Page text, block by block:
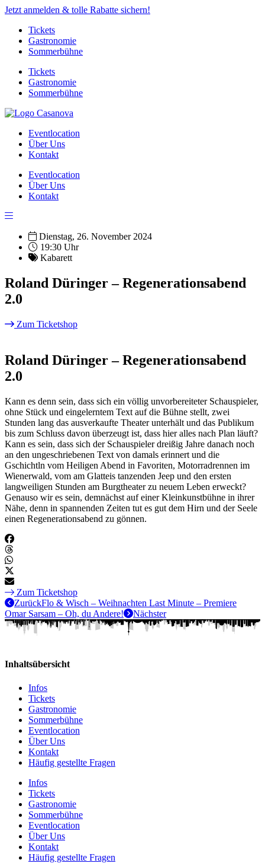
Jetzt anmelden & tolle Rabatte sichern!
Tickets
Gastronomie
Sommerbühne
Tickets
Gastronomie
Sommerbühne
Eventlocation
Über Uns
Kontakt
Eventlocation
Über Uns
Kontakt
Dienstag, 26. November 2024
19:30 Uhr
Kabarett
Roland Düringer – Regenerationsabend
2.0
Zum Ticketshop
Roland Düringer – Regenerationsabend
2.0
Kann es denn sein, dass sich ein völlig unvorbereiteter Schauspieler,
ohne Stück und eingelerntem Text auf die Bühne stellt, zwei
Stunden lang das ausverkaufte Theater unterhält und das Publikum
bis zum Schluss davon überzeugt ist, dass hier alles nach Plan läuft?
Kann es sein, dass sich der Schauspieler dreißig Jahre danach noch
an den ungeschriebenen Text von damals erinnert und die
Gschichtln vom Heiligen Abend in Favoriten, Motorradrennen im
Wienerwald, vom am Glatteis tanzenden Jeep und den ersten
langweiligen Stunden am Burgtheater zu neuem Leben erweckt?
Genauso wir es sein, demnächst auf einer Kleinkunstbühne in ihrer
Nähe, denn in spannenden Zeiten tut es gut dem Hirn und der Seele
einen Regenerationsabend zu gönnen.
Zum Ticketshop
ZurückFlo & Wisch – Weihnachten Last Minute – Premiere
Omar Sarsam – Oh, du Andere!
Nächster
Inhaltsübersicht
Infos
Tickets
Gastronomie
Sommerbühne
Eventlocation
Über Uns
Kontakt
Häufig gestellte Fragen
Infos
Tickets
Gastronomie
Sommerbühne
Eventlocation
Über Uns
Kontakt
Häufig gestellte Fragen